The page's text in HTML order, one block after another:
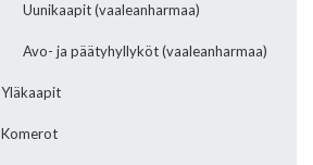
Uunikaapit (vaaleanharmaa)
Avo- ja päätyhyllyköt (vaaleanharmaa)
Yläkaapit
Komerot